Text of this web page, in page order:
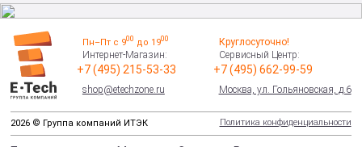
Пн–Пт с 900 до 1900
Интернет-Магазин:
+7 (495) 215-53-33
shop@etechzone.ru
Круглосуточно!
Сервисный Центр:
+7 (495) 662-99-59
Москва, ул. Гольяновская, д.6
2026 © Группа компаний ИТЭК Политика конфиденциальности